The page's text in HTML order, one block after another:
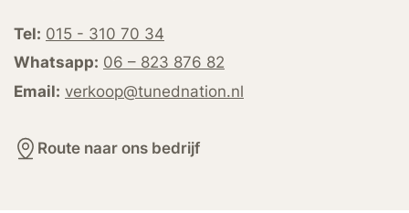
Tel: 015 - 310 70 34
Whatsapp: 06 – 823 876 82
Email: verkoop@tunednation.nl
Route naar ons bedrijf